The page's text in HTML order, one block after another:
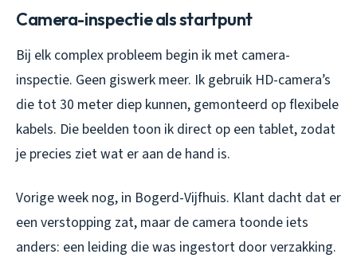
Camera-inspectie als startpunt
Bij elk complex probleem begin ik met camera-
inspectie. Geen giswerk meer. Ik gebruik HD-camera’s
die tot 30 meter diep kunnen, gemonteerd op flexibele
kabels. Die beelden toon ik direct op een tablet, zodat
je precies ziet wat er aan de hand is.
Vorige week nog, in Bogerd-Vijfhuis. Klant dacht dat er
een verstopping zat, maar de camera toonde iets
anders: een leiding die was ingestort door verzakking.